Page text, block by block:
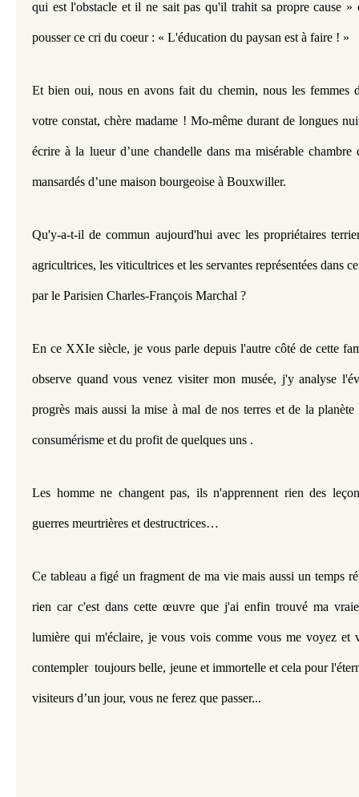
qui est l'obstacle et il ne sait pas qu'il trahit sa propre cause
pousser ce cri du coeur : « L'éducation du paysan est à faire ! »
Et bien oui, nous en avons fait du chemin, nous les femmes
votre constat, chère madame ! Mo-même durant de longues
écrire à la lueur d’une chandelle dans ma misérable chambre
mansardés d’une maison bourgeoise à Bouxwiller.
Qu'y-a-t-il de commun aujourd'hui avec les propriétaires
agricultrices, les viticultrices et les servantes représentées dans
par le Parisien Charles-François Marchal ?
En ce XXIe siècle, je vous parle depuis l'autre côté de cette
observe quand vous venez visiter mon musée, j'y analyse
progrès mais aussi la mise à mal de nos terres et de la
consumérisme et du profit de quelques uns .
Les homme ne changent pas, ils n'apprennent rien des
guerres meurtrières et destructrices…
Ce tableau a figé un fragment de ma vie mais aussi un temps
rien car c'est dans cette œuvre que j'ai enfin trouvé ma
lumière qui m'éclaire, je vous vois comme vous me voyez et
contempler  toujours belle, jeune et immortelle et cela pour
visiteurs d’un jour, vous ne ferez que passer...